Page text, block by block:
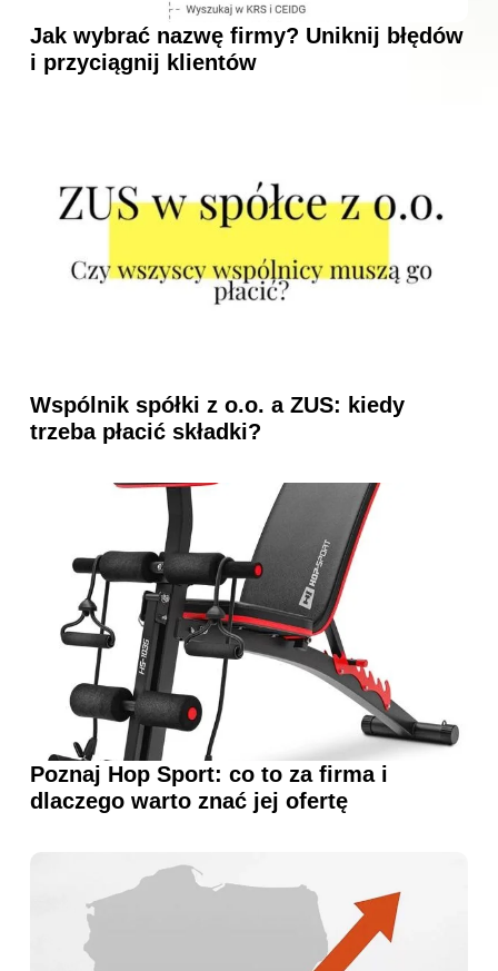
Jak wybrać nazwę firmy? Uniknij błędów
i przyciągnij klientów
Wspólnik spółki z o.o. a ZUS: kiedy
trzeba płacić składki?
Poznaj Hop Sport: co to za firma i
dlaczego warto znać jej ofertę